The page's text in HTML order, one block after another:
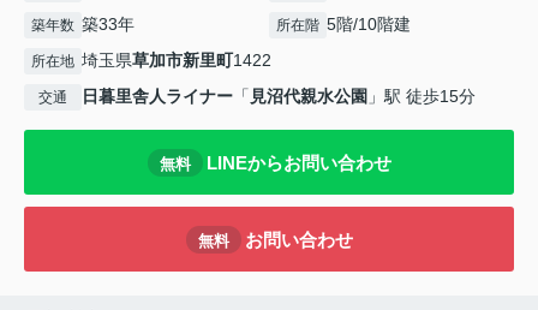
築年数 築33年 所在階 5階/10階建
所在地 埼玉県草加市新里町1422
交通 日暮里舎人ライナー 「 見沼代親水公園 」駅 徒歩15分
無料 LINEからお問い合わせ
無料 お問い合わせ